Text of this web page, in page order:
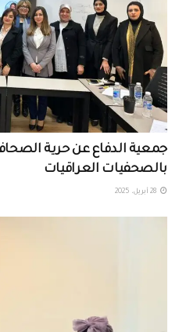
جمعية الدفاع عن حرية
بالصحفيات العراقيات